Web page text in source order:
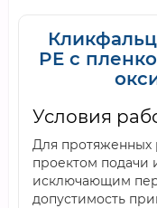
PE с
Условия
Для протяженных
проектом подачи
исключающим
допустимость